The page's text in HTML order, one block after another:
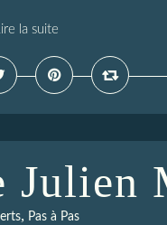
la suite
Julien
, Pas à Pas